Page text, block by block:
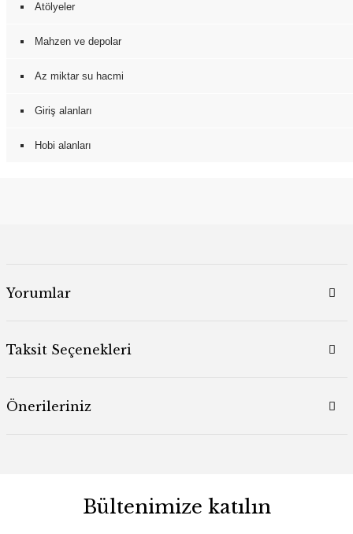
Atölyeler
Mahzen ve depolar
Az miktar su hacmi
Giriş alanları
Hobi alanları
Yorumlar
Taksit Seçenekleri
Önerileriniz
Bültenimize katılın